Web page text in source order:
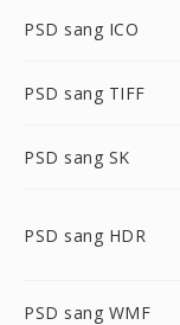
PSD sang ICO
PSD sang TIFF
PSD sang SK
PSD sang HDR
PSD sang WMF